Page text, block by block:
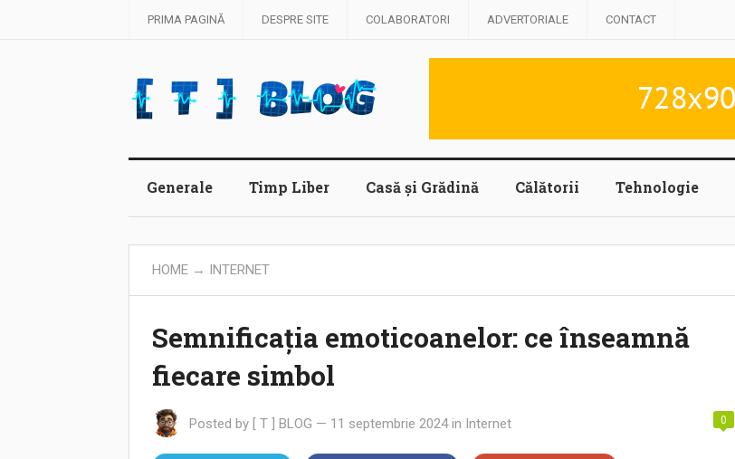
PRIMA PAGINĂ DESPRE SITE COLABORATORI ADVERTORIALE CONTACT
Generale Timp Liber Casă și Grădină Călătorii Tehnologie
HOME → INTERNET
Semnificația emoticoanelor: ce înseamnă
fiecare simbol
Posted by [ T ] BLOG — 11 septembrie 2024 in Internet 0